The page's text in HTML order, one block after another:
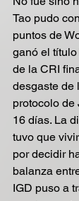
Tao pudo
puntos de
ganó el
de la CRI
desgaste de
protocolo de
16 días. La
tuvo que
por decidir
balanza
IGD puso a